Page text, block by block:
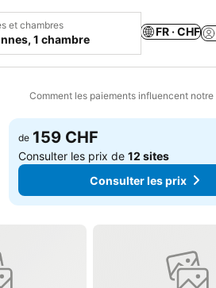
et chambres
1 chambre
FR · CHF
Comment les paiements influencent
à mes favoris
de 159 CHF
Consulter les prix de12 sites
Consulter les prix